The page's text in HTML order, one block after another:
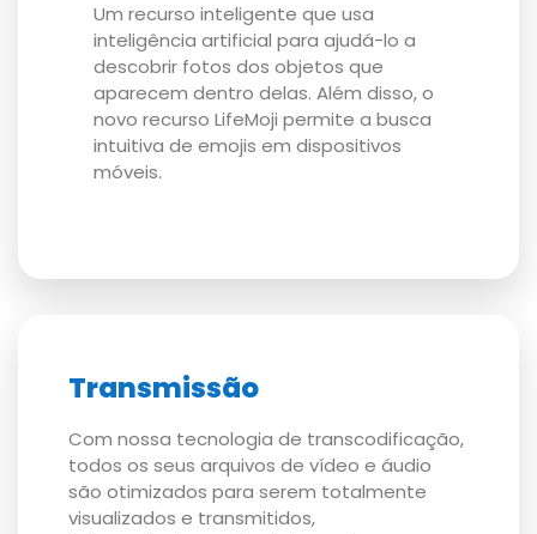
Um recurso inteligente que usa
inteligência artificial para ajudá-lo a
descobrir fotos dos objetos que
aparecem dentro delas. Além disso, o
novo recurso LifeMoji permite a busca
intuitiva de emojis em dispositivos
móveis.
Transmissão
Com nossa tecnologia de transcodificação,
todos os seus arquivos de vídeo e áudio
são otimizados para serem totalmente
visualizados e transmitidos,